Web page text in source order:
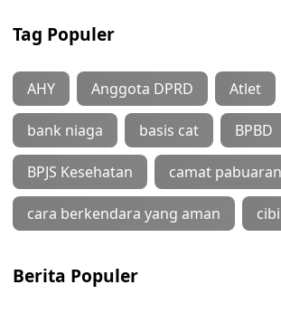
Tag Populer
AHY Anggota DPRD Atlet
bank niaga basis cat BPBD
BPJS Kesehatan camat pabuaran
cara berkendara yang aman
Berita Populer